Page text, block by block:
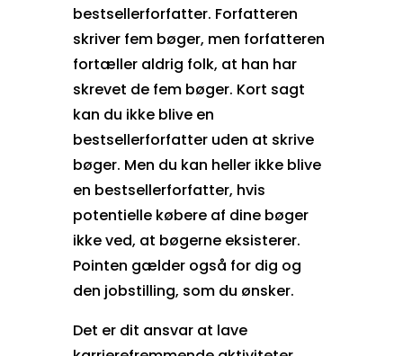
bestsellerforfatter. Forfatteren
skriver fem bøger, men forfatteren
fortæller aldrig folk, at han har
skrevet de fem bøger. Kort sagt
kan du ikke blive en
bestsellerforfatter uden at skrive
bøger. Men du kan heller ikke blive
en bestsellerforfatter, hvis
potentielle købere af dine bøger
ikke ved, at bøgerne eksisterer.
Pointen gælder også for dig og
den jobstilling, som du ønsker.
Det er dit ansvar at lave